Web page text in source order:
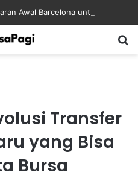
Transfer
yang Bisa
Bursa